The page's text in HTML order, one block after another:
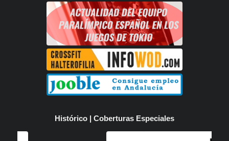
Histórico | Coberturas Especiales